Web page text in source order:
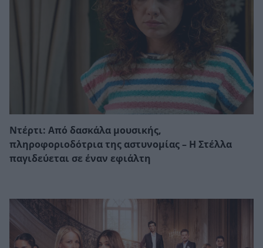
Ντέρτι: Από δασκάλα μουσικής,
πληροφοριοδότρια της αστυνομίας – Η Στέλλα
παγιδεύεται σε έναν εφιάλτη